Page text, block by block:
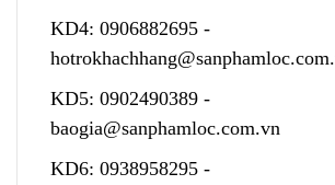
KD4: 0906882695 -
KD5: 0902490389 -
baogia@sanphamloc.com.vn
KD6: 0938958295 -